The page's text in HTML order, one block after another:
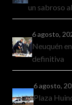
un sabroso
6 agosto,
Neuquén
definitiva
6 agosto,
Plaza